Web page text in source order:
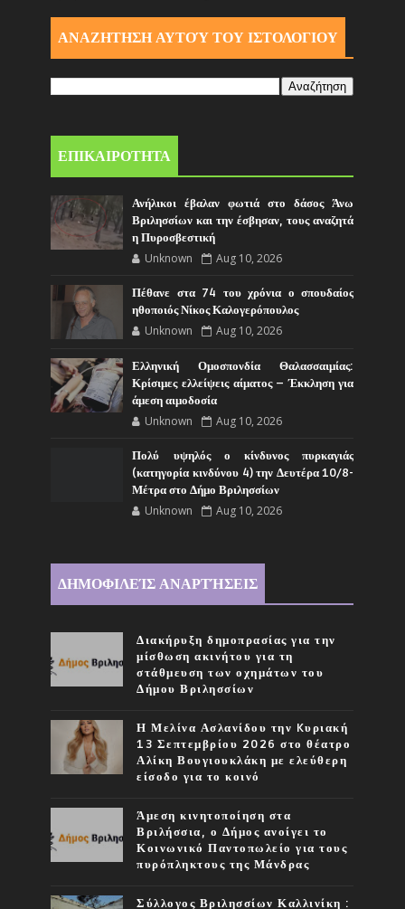
ΑΝΑΖΗΤΗΣΗ ΑΥΤΟΎ ΤΟΥ ΙΣΤΟΛΟΓΙΟΥ
ΕΠΙΚΑΙΡΟΤΗΤΑ
Ανήλικοι έβαλαν φωτιά στο δάσος Άνω
Βριλησσίων και την έσβησαν, τους αναζητά
η Πυροσβεστική
Unknown Aug 10, 2026
Πέθανε στα 74 του χρόνια ο σπουδαίος
ηθοποιός Νίκος Καλογερόπουλος
Unknown Aug 10, 2026
Ελληνική Ομοσπονδία Θαλασσαιμίας:
Κρίσιμες ελλείψεις αίματος – Έκκληση για
άμεση αιμοδοσία
Unknown Aug 10, 2026
Πολύ υψηλός ο κίνδυνος πυρκαγιάς
(κατηγορία κινδύνου 4) την Δευτέρα 10/8-
Μέτρα στο Δήμο Βριλησσίων
Unknown Aug 10, 2026
ΔΗΜΟΦΙΛΕΊΣ ΑΝΑΡΤΉΣΕΙΣ
Διακήρυξη δημοπρασίας για την
μίσθωση ακινήτου για τη
στάθμευση των οχημάτων του
Δήμου Βριλησσίων
Η Μελίνα Ασλανίδου την Kυριακή
13 Σεπτεμβρίου 2026 στο θέατρο
Αλίκη Βουγιουκλάκη με ελεύθερη
είσοδο για το κοινό
Άμεση κινητοποίηση στα
Βριλήσσια, ο Δήμος ανοίγει το
Κοινωνικό Παντοπωλείο για τους
πυρόπληκτους της Μάνδρας
Σύλλογος Βριλησσίων Καλλινίκη :